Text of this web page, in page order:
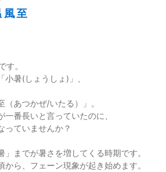
至
す。
暑(しょうしょ)」、
あつかぜ/いたる）」。
番長いと言っていたのに、
っていませんか？
」までが暑さを増してくる時期です。
から、フェーン現象が起き始めます。